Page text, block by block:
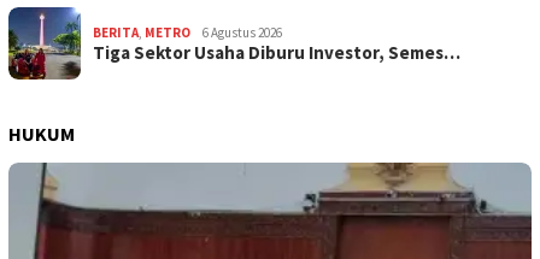
BERITA, METRO 6 Agustus 2026
Tiga Sektor Usaha Diburu Investor, Semes…
HUKUM